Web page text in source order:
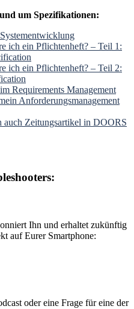
um Spezifikationen:
ich ein Pflichtenheft? – Teil 1:
ich ein Pflichtenheft? – Teil 2:
Requirements Management
Anforderungsmanagement
auch Zeitungsartikel in DOORS
Ihn und erhaltet zukünftig
auf Eurer Smartphone:
oder eine Frage für eine der